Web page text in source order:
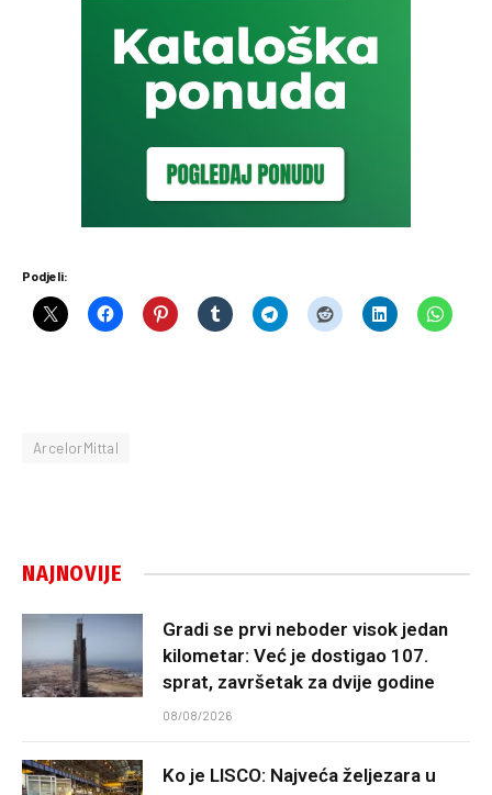
Podjeli:
ArcelorMittal
NAJNOVIJE
Gradi se prvi neboder visok jedan
kilometar: Već je dostigao 107.
sprat, završetak za dvije godine
08/08/2026
Ko je LISCO: Najveća željezara u